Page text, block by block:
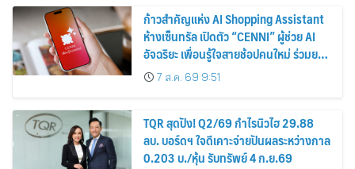
ก้าวสำคัญแห่ง AI Shopping Assistant
ห้างเซ็นทรัล เปิดตัว “CENNI” ผู้ช่วย AI
อัจฉริยะ เพื่อนรู้ใจสายช้อปคนใหม่ ร่วมยก
ระดับประสบการณ์ช้อปปิ้งให้ง่ายขึ้นได้ ใน
แชตเดียว
7 ส.ค. 69 9:51
TQR สุดปัง! Q2/69 กำไรนิวไฮ 29.88
ลบ. บอร์ดฯ ใจดีเคาะจ่ายปันผลระหว่างกาล
0.203 บ./หุ้น รับทรัพย์ 4 ก.ย.69